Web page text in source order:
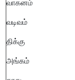
வாகனம்
வடிவம்
திக்கு
அங்கம்